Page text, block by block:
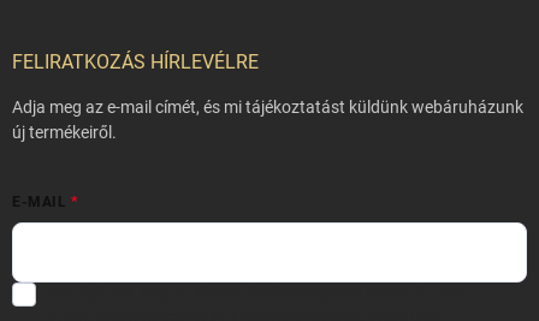
FELIRATKOZÁS HÍRLEVÉLRE
Adja meg az e-mail címét, és mi tájékoztatást küldünk webáruházunk
új termékeiről.
E-MAIL